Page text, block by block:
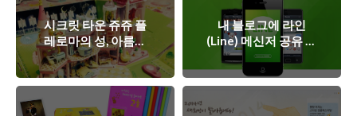
시크릿 타운 쥬쥬 플
레로마의 성, 아름다
운 성에서 노니는 왕
자와 공주의 이야기
내 블로그에 라인
(Line) 메신저 공유 버
튼을 달아보자!